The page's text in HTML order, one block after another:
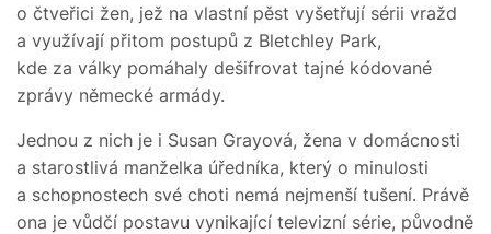
o čtveřici žen, jež na vlastní pěst vyšetřují sérii vražd
a využívají přitom postupů z Bletchley Park,
kde za války pomáhaly dešifrovat tajné kódované
zprávy německé armády.
Jednou z nich je i Susan Grayová, žena v domácnosti
a starostlivá manželka úředníka, který o minulosti
a schopnostech své choti nemá nejmenší tušení. Právě
ona je vůdčí postavu vynikající televizní série, původně